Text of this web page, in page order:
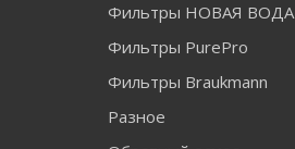
Фильтры НОВАЯ ВОДА
Фильтры PurePro
Фильтры Braukmann
Разное